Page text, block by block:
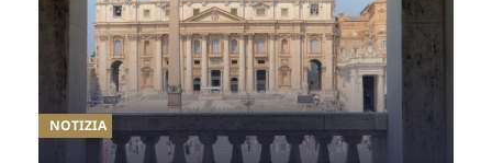
NOTIZIA